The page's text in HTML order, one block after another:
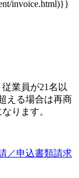
invoice.html)}}
業員が21名以
える場合は再商
ります。
／申込書類請求